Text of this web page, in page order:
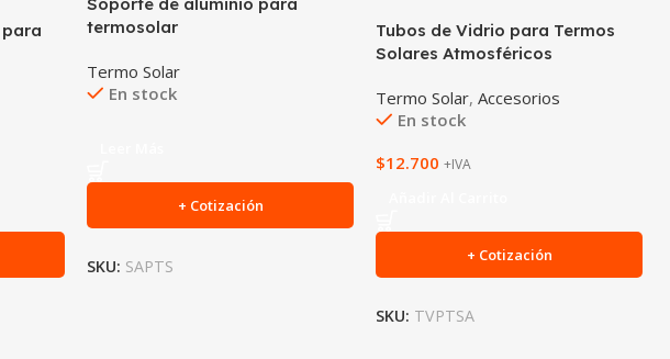
Soporte de aluminio para
termosolar
Termo Solar
En stock
+ Cotización
SKU: SAPTS
Tubos de Vidrio para Termos
Solares Atmosféricos
Termo Solar,Accesorios
En stock
$12.700 +IVA
+ Cotización
SKU: TVPTSA